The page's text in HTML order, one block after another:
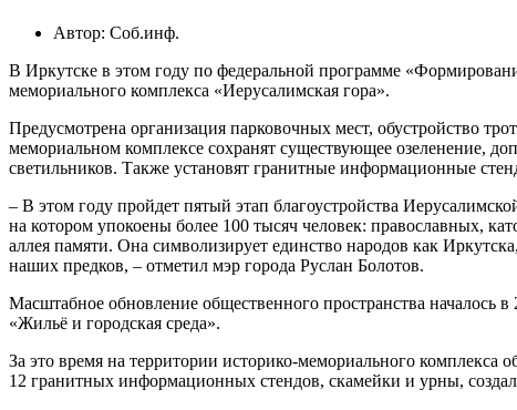
Автор: Соб.инф.
В Иркутске в этом году по федеральной программе
мемориального комплекса «Иерусалимская гора».
Предусмотрена организация парковочных мест, обустройство
мемориальном комплексе сохранят существующее озеленение,
светильников. Также установят гранитные информационные
– В этом году пройдет пятый этап благоустройства
на котором упокоены более 100 тысяч человек: православных,
аллея памяти. Она символизирует единство народов как
наших предков, – отметил мэр города Руслан Болотов.
Масштабное обновление общественного пространства началось
«Жильё и городская среда».
За это время на территории историко-мемориального
12 гранитных информационных стендов, скамейки и урны,